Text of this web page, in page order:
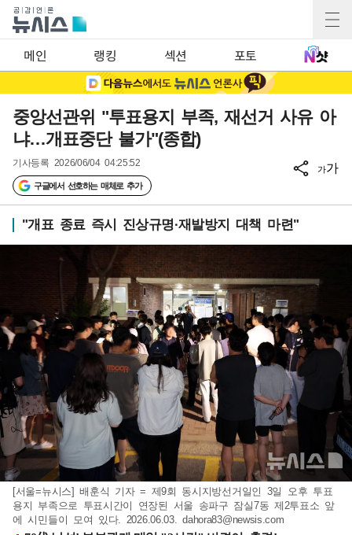
메인 랭킹 섹션 포토
중앙선관위 "투표용지 부족, 재선거 사유 아
냐…개표중단 불가"(종합)
기사등록 2026/06/04 04:25:52
구글에서 선호하는 매체로 추가
가가
"개표 종료 즉시 진상규명·재발방지 대책 마련"
[서울=뉴시스] 배훈식 기자 = 제9회 동시지방선거일인 3일 오후 투표
용지 부족으로 투표시간이 연장된 서울 송파구 잠실7동 제2투표소 앞
에 시민들이 모여 있다. 2026.06.03.dahora83@newsis.com